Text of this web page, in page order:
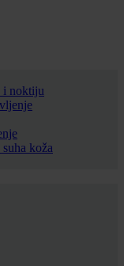
i noktiju
koža